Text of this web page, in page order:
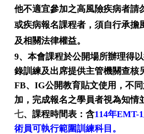
他不適宜參加之高風險疾病者請
或疾病報名課程者，須自行承擔
及相關法律權益。
9、本會課程於公開場所辦理得
錄訓練及出席提供主管機關查核
FB、IG公開教育貼文使用，不
加，完成報名之學員者視為知情
七、課程時間表：含114年EMT-
術員可執行範圍訓練科目。